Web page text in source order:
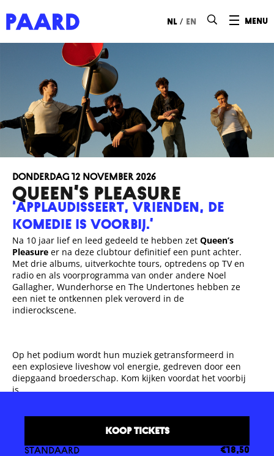
menu
nl / en
QUEEN’S PLEASURE
‘Applaudisseert, vrienden, de
komedie is voorbij.’
donderdag 12 november 2026
Na 10 jaar lief en leed gedeeld te hebben zet Queen’s
Pleasure er na deze clubtour definitief een punt achter.
Met drie albums, uitverkochte tours, optredens op TV en
radio en als voorprogramma van onder andere Noel
Gallagher, Wunderhorse en The Undertones hebben ze
een niet te ontkennen plek veroverd in de
indierockscene.
Op het podium wordt hun muziek getransformeerd in
een explosieve liveshow vol energie, gedreven door een
diepgaand broederschap. Kom kijken voordat het voorbij
is.
KOOP TICKETS
STANDAARD €18,50